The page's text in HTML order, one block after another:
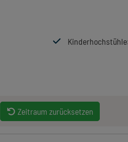
Kinderhochstühle
Zeitraum zurücksetzen